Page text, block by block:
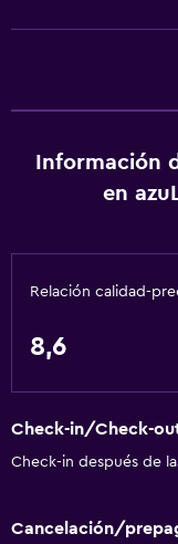
Servicios y
Servicio de
Caja fuerte
Mostrador de
Recepción 24 horas
Piscina y spa
Información
en
Relación calidad-
8,6
Check-in/Check-
Check-in después de
Cancelación/